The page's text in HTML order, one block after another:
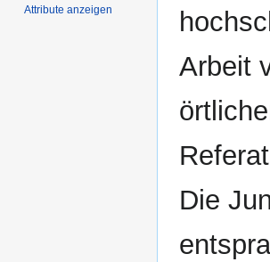
Arbeit
Die
Attribute anzeigen